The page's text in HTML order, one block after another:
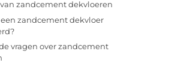
zandcement dekvloeren
zandcement dekvloer
vragen over zandcement